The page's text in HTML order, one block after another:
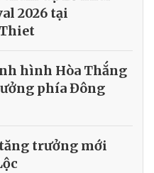
2026 tại
hình Hòa Thắng
phía Đông
trưởng mới